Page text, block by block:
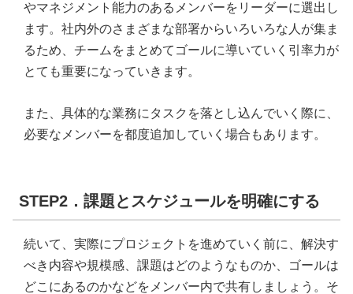
やマネジメント能力のあるメンバーをリーダーに選出し
ます。社内外のさまざまな部署からいろいろな人が集ま
るため、チームをまとめてゴールに導いていく引率力が
とても重要になっていきます。
また、具体的な業務にタスクを落とし込んでいく際に、
必要なメンバーを都度追加していく場合もあります。
STEP2．課題とスケジュールを明確にする
続いて、実際にプロジェクトを進めていく前に、解決す
べき内容や規模感、課題はどのようなものか、ゴールは
どこにあるのかなどをメンバー内で共有しましょう。そ